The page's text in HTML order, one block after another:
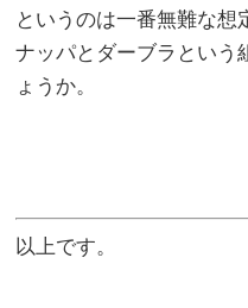
というのは一番無難な想
ナッパとダーブラという
ょうか。
以上です。